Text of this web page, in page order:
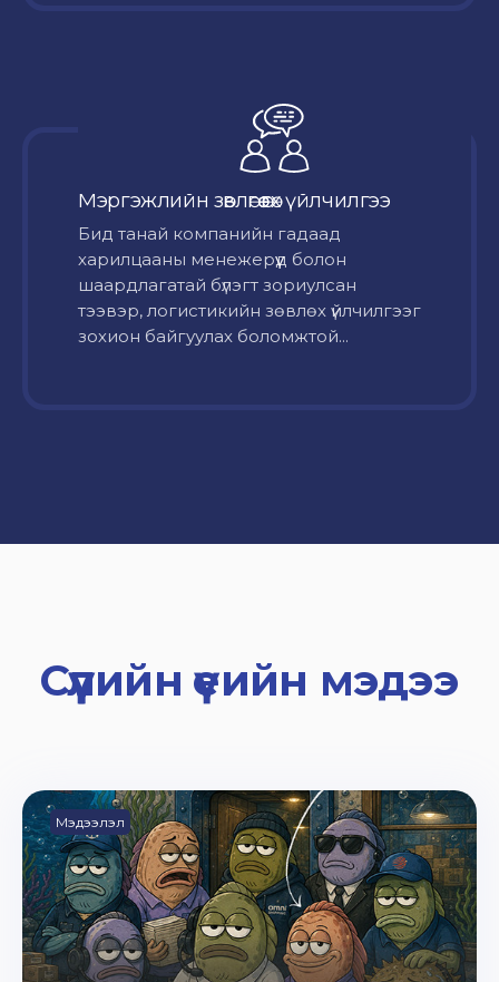
Мэргэжлийн зөвлөгөө өгөх үйлчилгээ
Бид танай компанийн гадаад
харилцааны менежерүүд болон
шаардлагатай бүлэгт зориулсан
тээвэр, логистикийн зөвлөх үйлчилгээг
зохион байгуулах боломжтой...
Сүүлийн үеийн мэдээ
Мэдээлэл